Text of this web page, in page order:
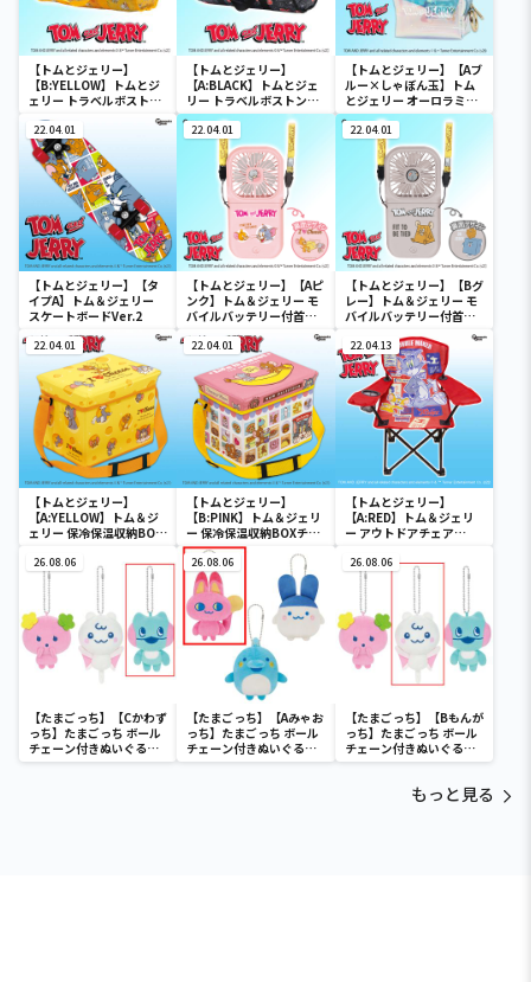
【トムとジェリー】
【B:YELLOW】トムとジ
ェリー トラベルボストン
バック
【トムとジェリー】
【A:BLACK】トムとジェ
リー トラベルボストンバ
ック
【トムとジェリー】【Aブ
ルー×しゃぼん玉】トム
とジェリー オーロラミニ
ポーチ
22.04.01
【トムとジェリー】【タ
イプA】トム＆ジェリー
スケートボードVer.2
22.04.01
【トムとジェリー】【Aピ
ンク】トム＆ジェリー モ
バイルバッテリー付首か
けファン
22.04.01
【トムとジェリー】【Bグ
レー】トム＆ジェリー モ
バイルバッテリー付首か
22.04.01
【トムとジェリー】
【A:YELLOW】トム＆ジ
ェリー 保冷保温収納BOX
22.04.01
【トムとジェリー】
【B:PINK】トム＆ジェリ
ー 保冷保温収納BOXチェ
ア
22.04.13
【トムとジェリー】
【A:RED】トム＆ジェリ
ー アウトドアチェア
26.08.06
【たまごっち】【Cかわず
っち】たまごっち ボール
チェーン付きぬいぐるみ
～Tamagotchi
26.08.06
【たまごっち】【Aみゃお
っち】たまごっち ボール
チェーン付きぬいぐるみ
～Tamagotchi
26.08.06
【たまごっち】【Bもんが
っち】たまごっち ボール
チェーン付きぬいぐるみ
～Tamagotchi
もっと見る